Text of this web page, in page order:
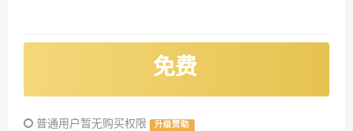
免费
普通用户暂无购买权限 升级赞助